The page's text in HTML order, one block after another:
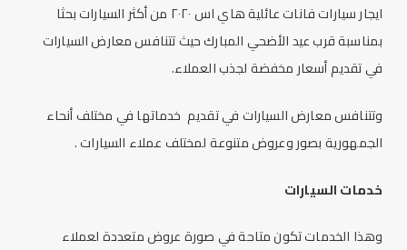
ايجار سيارات
فانات عائلية هاي اس ٢٠٢٠ من أكثر السيارات بحثا
بمناسبة قربعيد الأضحي المباركحيث تتنافسمعارض السيارات
في تقديم أسعار مخفضة لجذب العملاء.
وتتنافسمعارض السيارات في تقديم خدماتها في مختلف أنحاء
الجمهورية بصور وعروض متنوعة لمختلف عملاء السيارات .
خدمات السيارات
وهذا الخدمات تكون متاحة في صورة عروض متعددة لعملاء